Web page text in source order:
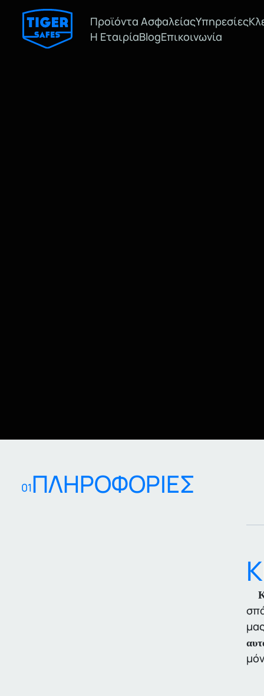
Προϊόντα ΑσφαλείαςΥπηρεσίες
Η ΕταιρίαBlogΕπικοινωνία
01ΠΛΗΡΟΦΟΡΙΕΣ